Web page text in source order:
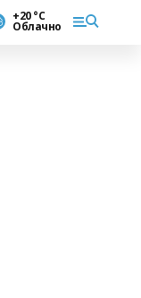
+20 °С
Облачно